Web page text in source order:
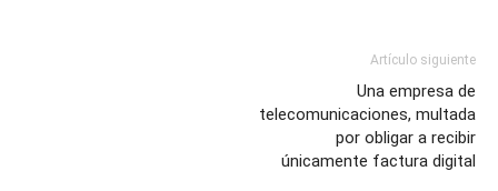
Artículo siguiente
Una empresa de
telecomunicaciones, multada
por obligar a recibir
únicamente factura digital